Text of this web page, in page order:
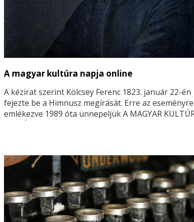
A magyar kultúra napja online
A kézirat szerint Kölcsey Ferenc 1823. január 22-én
fejezte be a Himnusz megírását. Erre az eseményre
emlékezve 1989 óta ünnepeljük A MAGYAR